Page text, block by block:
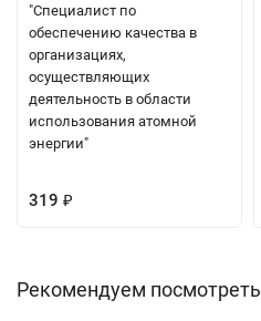
"Специалист по
обеспечению качества в
организациях,
осуществляющих
деятельность в области
использования атомной
энергии"
319 ₽
Рекомендуем посмотреть